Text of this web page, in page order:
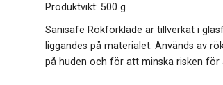
Produktvikt: 500 g
Sanisafe Rökförkläde är tillverkat i
liggandes på materialet. Används av
på huden och för att minska risken för